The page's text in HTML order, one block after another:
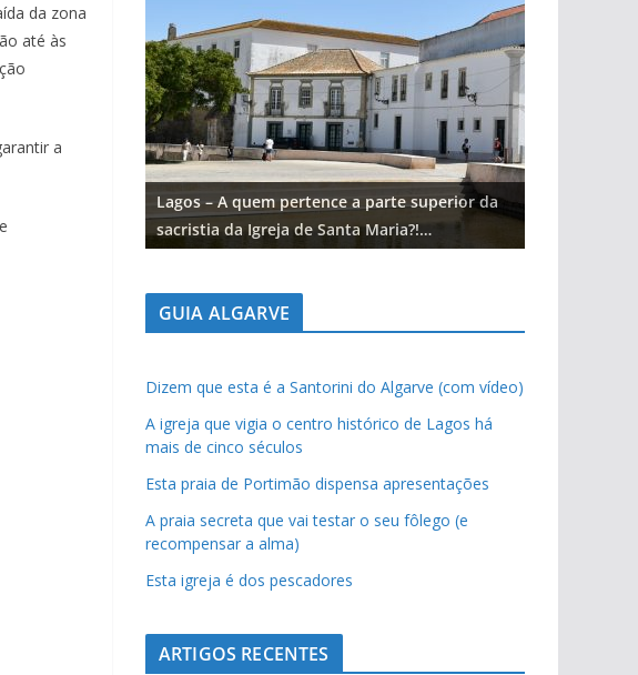
da zona
até às
a
Lagos – A quem pertence a parte superior da
sacristia da Igreja de Santa Maria?!…
GUIA ALGARVE
Dizem que esta é a Santorini do Algarve (com vídeo)
A igreja que vigia o centro histórico de Lagos há
mais de cinco séculos
Esta praia de Portimão dispensa apresentações
A praia secreta que vai testar o seu fôlego (e
recompensar a alma)
Esta igreja é dos pescadores
ARTIGOS RECENTES